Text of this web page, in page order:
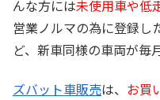
んな方には未使用車や低
営業ノルマの為に登録し
ど、新車同様の車両が毎
ズバット車販売は、 お買